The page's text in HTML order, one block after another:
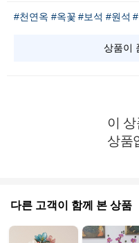
#천연옥 #옥꽃 #보석 #원석
상품이
이
상품
다른 고객이 함께 본 상품